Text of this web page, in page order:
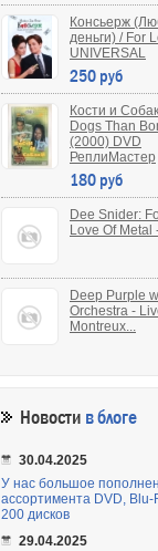
Консьерж
деньги) / For
UNIVERSAL
250 руб
Кости и
Dogs Than
(2000) DVD
РеплиМастер
180 руб
Dee Snider:
Love Of Metal
Deep Purple
Orchestra -
Montreux...
Новости в блоге
30.04.2025
У нас большое
ассортимента DVD, Blu-
200 дисков
29.04.2025